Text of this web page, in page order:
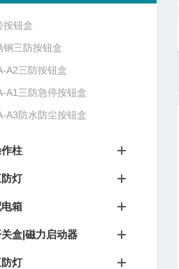
按钮盒
钢三防按钮盒
A2三防按钮盒
A1三防急停按钮盒
A3防水防尘按钮盒
柱
灯
箱
盒|磁力启动器
灯